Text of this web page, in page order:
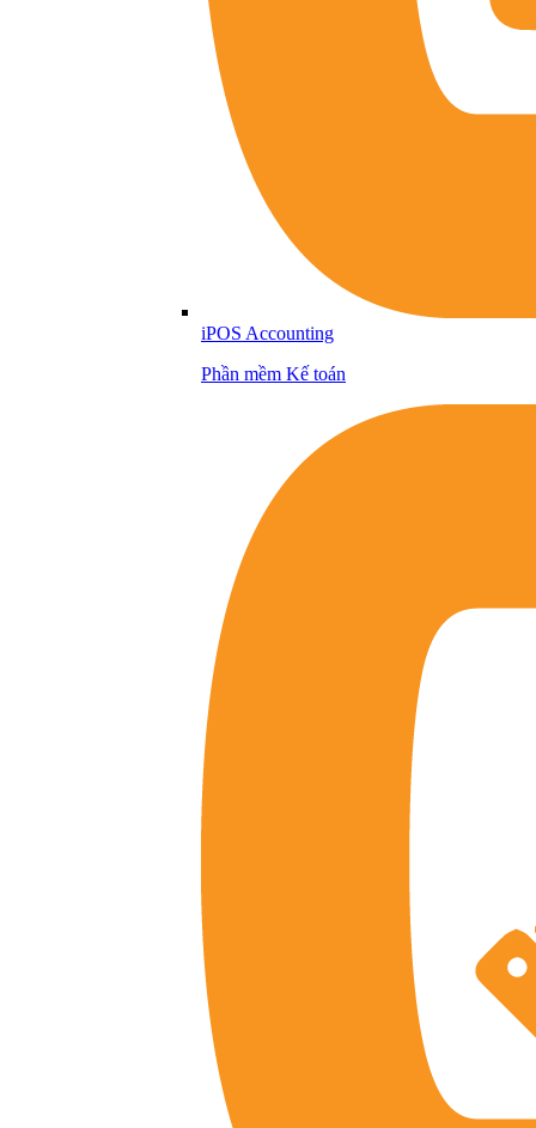
iPOS Accounting
Phần mềm Kế toán